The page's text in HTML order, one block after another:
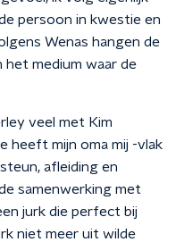
persoon in kwestie en
Wenas hangen de
het medium waar de
veel met Kim
heeft mijn oma mij -vlak
afleiding en
samenwerking met
jurk die perfect bij
niet meer uit wilde